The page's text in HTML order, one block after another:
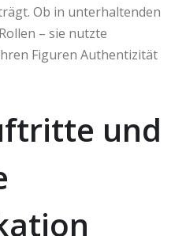
Ob in unterhaltenden
– sie nutzte
Figuren Authentizität
und